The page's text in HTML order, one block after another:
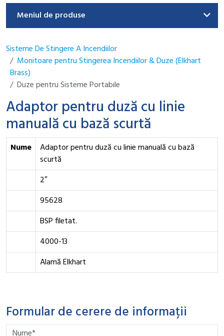
Meniul de produse
Sisteme De Stingere A Incendiilor
Monitoare pentru Stingerea Incendiilor & Duze (Elkhart
Brass)
Duze pentru Sisteme Portabile
Adaptor pentru duză cu linie
manuală cu bază scurtă
Nume
Adaptor pentru duză cu linie manuală cu bază
scurtă
2″
95628
BSP filetat.
4000-13
Alamă Elkhart
Formular de cerere de informații
leave this field empty.
leave this field empty.
leave this field empty.
leave this field empty.